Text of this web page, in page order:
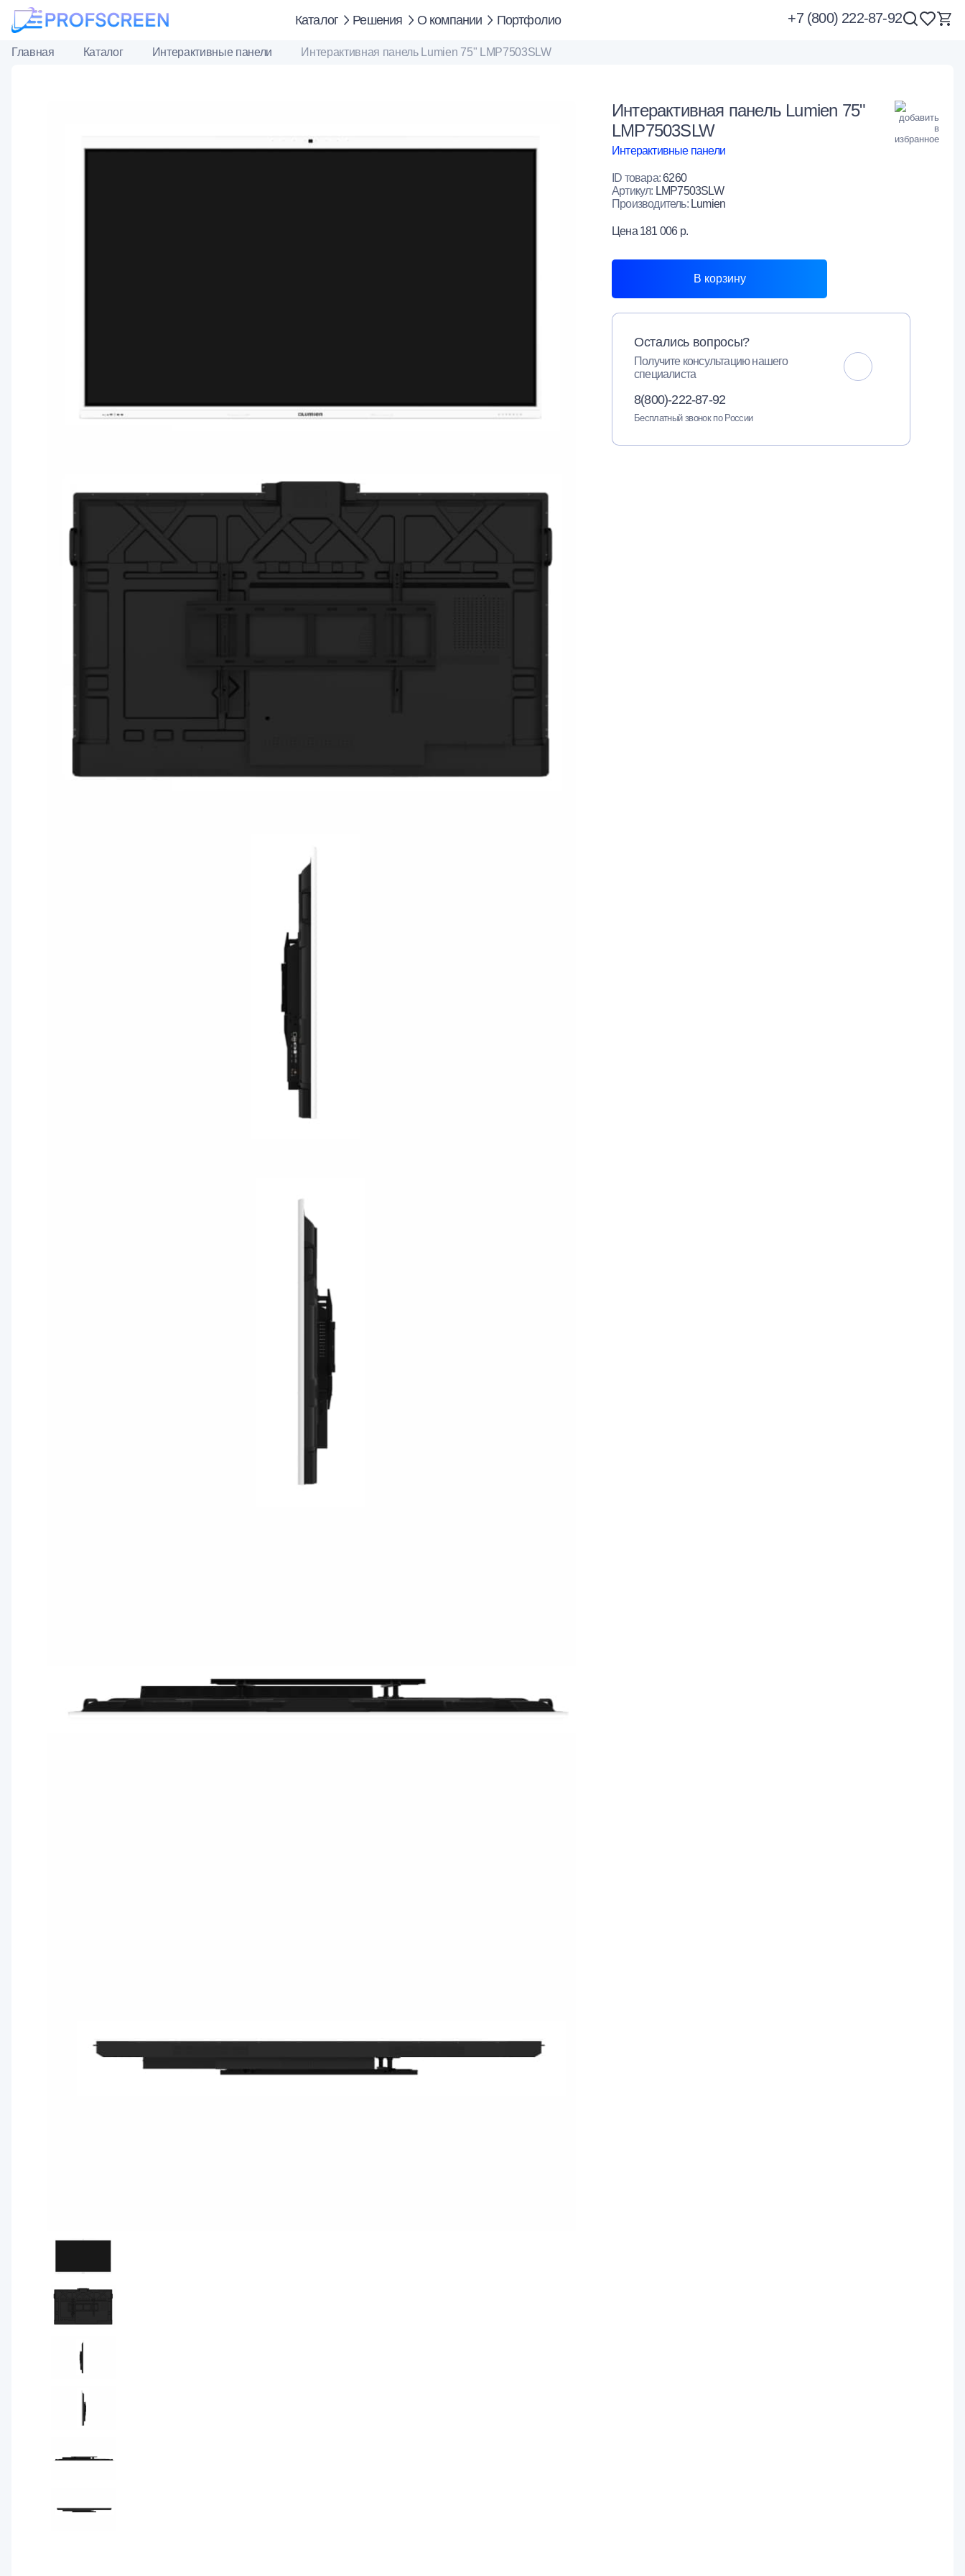
Каталог Решения О компании Портфолио +7 (800) 222-87-92
Главная Каталог Интерактивные панели Интерактивная панель Lumien 75" LMP7503SLW
Интерактивная панель Lumien 75"
LMP7503SLW
Интерактивные панели
ID товара:6260
Артикул: LMP7503SLW
Производитель: Lumien
Цена 181 006 р.
В корзину
Остались вопросы?
Получите консультацию нашего
специалиста
8(800)-222-87-92
Бесплатный звонок по России